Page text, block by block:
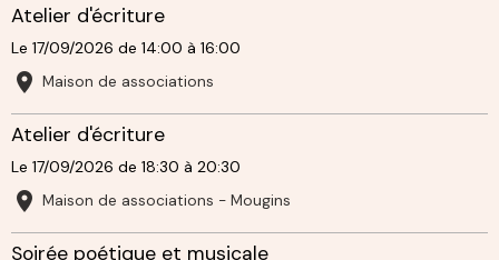
Atelier d'écriture
Le 17/09/2026 de 14:00 à 16:00
Maison de associations
Atelier d'écriture
Le 17/09/2026 de 18:30 à 20:30
Maison de associations - Mougins
Soirée poétique et musicale